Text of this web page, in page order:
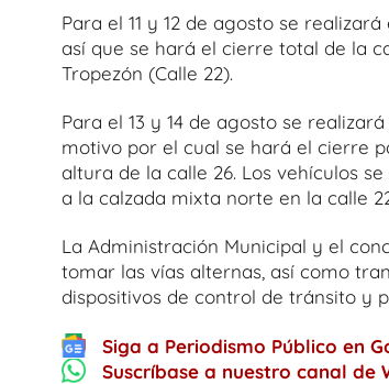
Para el 11 y 12 de agosto se
así que se hará el cierre total de la
Tropezón (Calle 22).
Para el 13 y 14 de agosto se
motivo por el cual se hará el cierre
altura de la calle 26. Los vehículos
a la calzada mixta norte en la calle
La Administración Municipal y el
tomar las vías alternas, así como
dispositivos de control de tránsito y
Siga a Periodismo Público en
Suscríbase a nuestro canal de